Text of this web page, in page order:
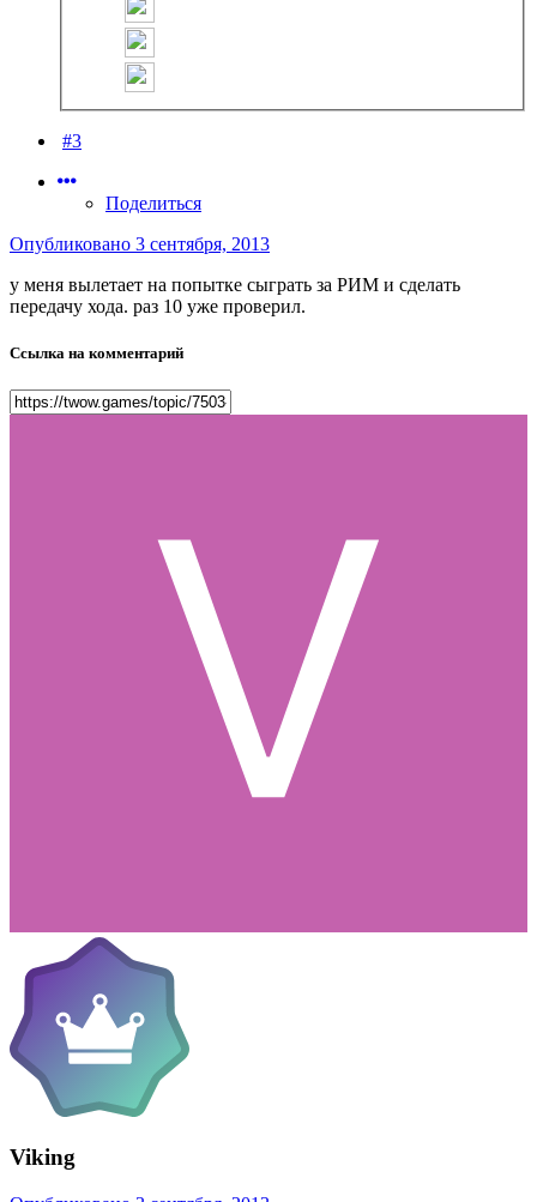
#3
Поделиться
Опубликовано 3 сентября, 2013
у меня вылетает на попытке сыграть за РИМ и сделать
передачу хода. раз 10 уже проверил.
Ссылка на комментарий
Viking